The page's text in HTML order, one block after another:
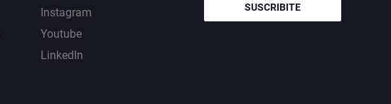
Instagram
Youtube
LinkedIn
SUSCRIBITE